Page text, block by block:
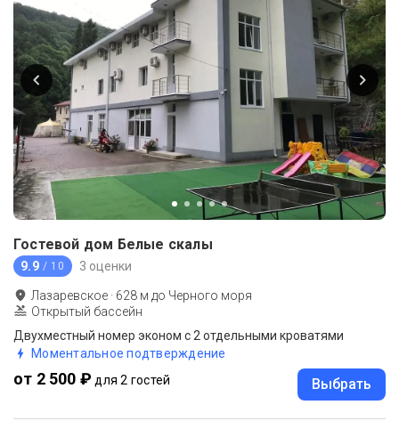
Гостевой дом Белые скалы
9.9 / 10 3 оценки
Лазаревское · 628 м до Черного моря
Открытый бассейн
Двухместный номер эконом с 2 отдельными кроватями
Моментальное подтверждение
от 2 500 ₽ для 2 гостей Выбрать